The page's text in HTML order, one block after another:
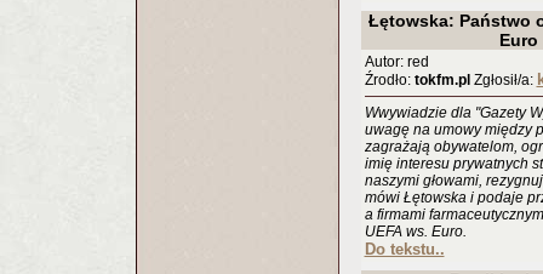
Łętowska: Państwo
Euro
Autor: red
Źrodło: tokfm.pl Zgłosił/a:
Wwywiadzie dla "Gazety
uwagę na umowy między
zagrażają obywatelom,
imię interesu prywatnych
naszymi głowami,
mówi Łętowska i podaje
a firmami
UEFA ws. Euro.
Do tekstu..